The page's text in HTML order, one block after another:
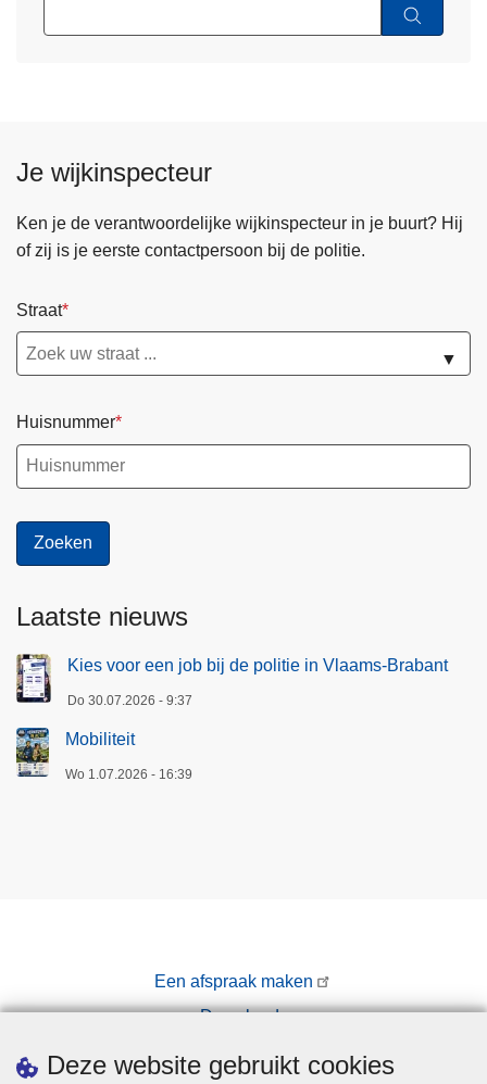
Deze website gebruikt cookies
Je wijkinspecteur
Ken je de verantwoordelijke wijkinspecteur in je buurt? Hij
of zij is je eerste contactpersoon bij de politie.
Straat
▼
Huisnummer
Laatste nieuws
Kies voor een job bij de politie in Vlaams-Brabant
Do 30.07.2026 - 9:37
Mobiliteit
Wo 1.07.2026 - 16:39
Een afspraak maken
Downloads